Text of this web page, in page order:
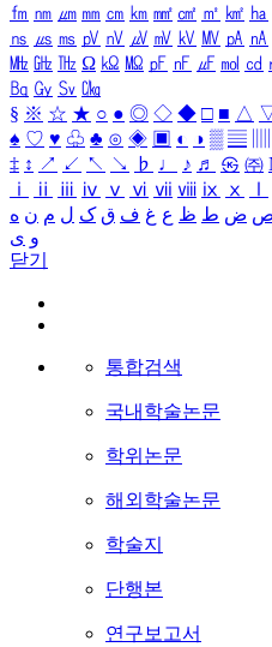
㎙ ㎚ ㎛ ㎜ ㎝ ㎞ ㎟ ㎠ ㎡ ㎢ ㏊
㎱ ㎲ ㎳ ㎴ ㎵ ㎶ ㎷ ㎸ ㎹ ㎀ ㎁
㎒ ㎓ ㎔ Ω ㏀ ㏁ ㎊ ㎋ ㎌ ㏖ ㏅
㏃ ㏉ ㏜ ㏆
§ ※ ☆ ★ ○ ● ◎ ◇ ◆ □ ■ △
♠ ♡ ♥ ♧ ♣ ⊙ ◈ ▣ ◐ ◑ ▒ ▤
‡ ↕ ↗ ↙ ↖ ↘ ♭ ♩ ♪ ♬ ㉿ ㈜
ⅰ
ⅱ ⅲ ⅳ ⅴ ⅵ ⅶ ⅷ ⅸ ⅹ
ض ط ظ ع غ ف ق ک ل م ن ه
و ی
닫기
통합검색
국내학술논문
학위논문
해외학술논문
학술지
단행본
연구보고서